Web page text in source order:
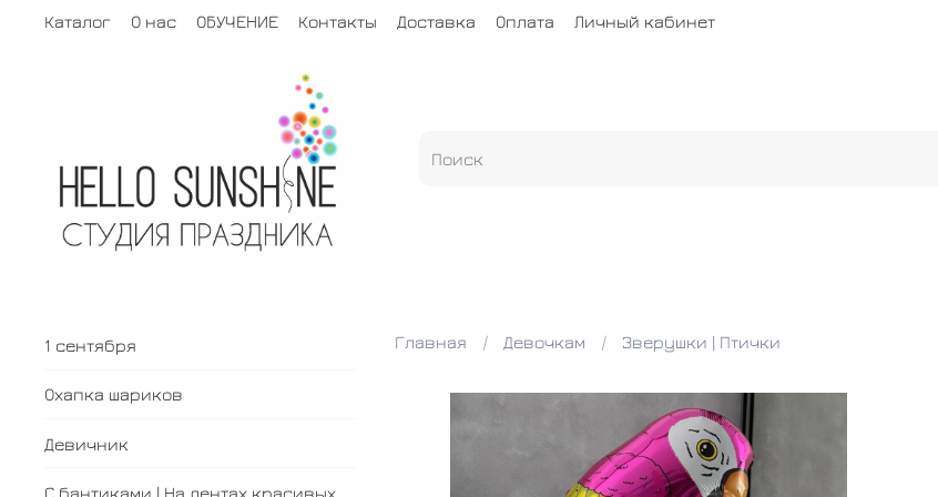
Каталог О нас ОБУЧЕНИЕ Контакты Доставка Оплата Личный кабинет
Главная Девочкам Зверушки | Птички
1 сентября
Охапка шариков
Девичник
С бантиками | На лентах красивых